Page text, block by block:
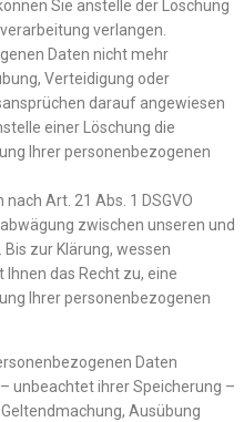
Sie anstelle der Löschung
verlangen.
Daten nicht mehr
Verteidigung oder
darauf angewiesen
einer Löschung die
Ihrer personenbezogenen
Art. 21 Abs. 1 DSGVO
zwischen unseren und
zur Klärung, wessen
das Recht zu, eine
Ihrer personenbezogenen
Daten
unbeachtet ihrer Speicherung –
Ausübung